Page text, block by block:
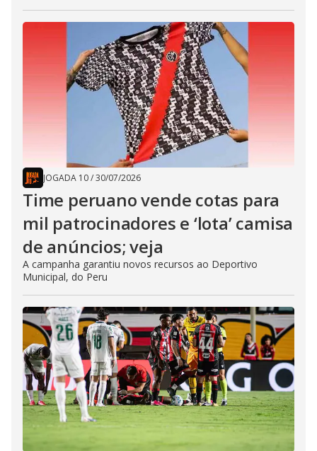
JOGADA 10/30/07/2026
Time peruano vende cotas para
mil patrocinadores e ‘lota’ camisa
de anúncios; veja
A campanha garantiu novos recursos ao Deportivo
Municipal, do Peru